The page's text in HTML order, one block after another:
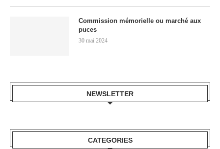
Commission mémorielle ou marché aux
puces
30 mai 2024
NEWSLETTER
CATEGORIES